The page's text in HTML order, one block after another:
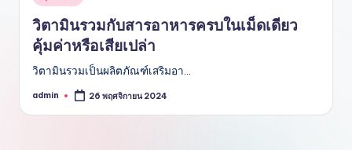
in
วิตามินรวมกับสารอาหารครบในเม็ดเดียว
คุ้มค่าหรือเสียเปล่า
วิตามินรวมเป็นผลิตภัณฑ์เสริมอา…
Posted
admin 26 พฤศจิกายน 2024